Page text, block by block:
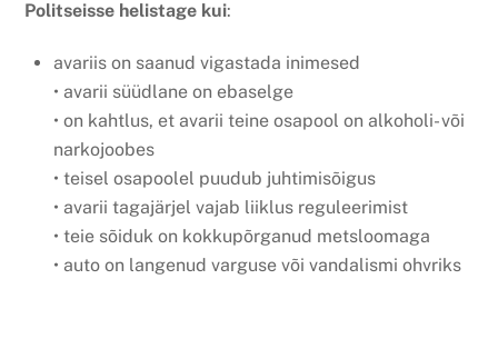
Politseisse helistage kui:
avariis on saanud vigastada inimesed
• avarii süüdlane on ebaselge
• on kahtlus, et avarii teine osapool on alkoholi- või
narkojoobes
• teisel osapoolel puudub juhtimisõigus
• avarii tagajärjel vajab liiklus reguleerimist
• teie sõiduk on kokkupõrganud metsloomaga
• auto on langenud varguse või vandalismi ohvriks